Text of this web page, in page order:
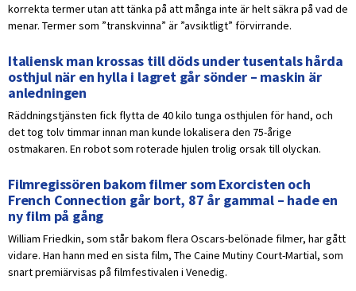
korrekta termer utan att tänka på att många inte är helt säkra på vad de
menar. Termer som ”transkvinna” är ”avsiktligt” förvirrande.
Italiensk man krossas till döds under tusentals hårda
osthjul när en hylla i lagret går sönder – maskin är
anledningen
Räddningstjänsten fick flytta de 40 kilo tunga osthjulen för hand, och
det tog tolv timmar innan man kunde lokalisera den 75-årige
ostmakaren. En robot som roterade hjulen trolig orsak till olyckan.
Filmregissören bakom filmer som Exorcisten och
French Connection går bort, 87 år gammal – hade en
ny film på gång
William Friedkin, som står bakom flera Oscars-belönade filmer, har gått
vidare. Han hann med en sista film, The Caine Mutiny Court-Martial, som
snart premiärvisas på filmfestivalen i Venedig.